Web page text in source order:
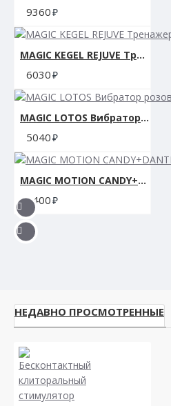
9360
MAGIC KEGEL REJUVE Тренажер Кегеля
6030
MAGIC LOTOS Вибратор розовый
5040
MAGIC MOTION CANDY+DANTE Набор
5400
НЕДАВНО ПРОСМОТРЕННЫЕ